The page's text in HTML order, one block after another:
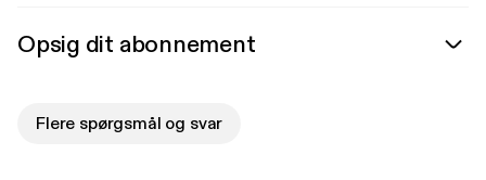
Opsig dit abonnement
Flere spørgsmål og svar